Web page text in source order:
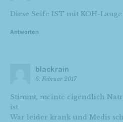
Diese Seife IST mit KOH-
Antworten
blackrain
6. Februar 2017
Stimmt, meinte eigendlich
ist.
War leider krank und Medis